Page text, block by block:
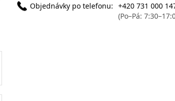
Objednávky po telefonu: +420 731 000
(Po–Pá: